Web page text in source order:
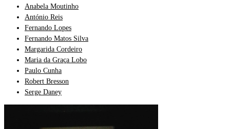
Anabela Moutinho
António Reis
Fernando Lopes
Fernando Matos Silva
Margarida Cordeiro
Maria da Graça Lobo
Paulo Cunha
Robert Bresson
Serge Daney